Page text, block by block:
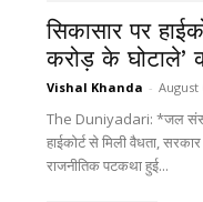
सिकासार पर
करोड़ के घोटाले’
Vishal Khanda - August
The Duniyadari: *जल
हाईकोर्ट से मिली वैधता,
राजनीतिक पटकथा हुई...